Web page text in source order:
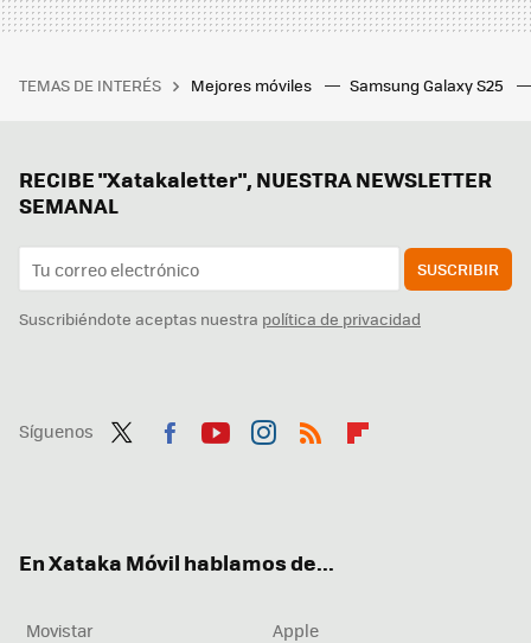
TEMAS DE INTERÉS Mejores móviles Samsung Galaxy S25
RECIBE "Xatakaletter", NUESTRA NEWSLETTER
SEMANAL
SUSCRIBIR
Suscribiéndote aceptas nuestra política de privacidad
Síguenos
En Xataka Móvil hablamos de...
Movistar
Apple